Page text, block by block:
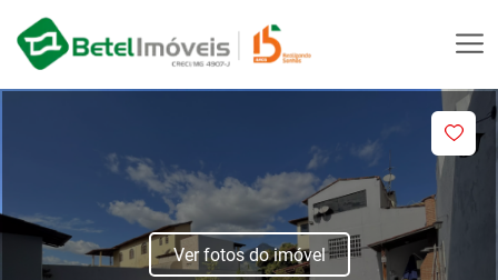
Ver fotos do imóvel